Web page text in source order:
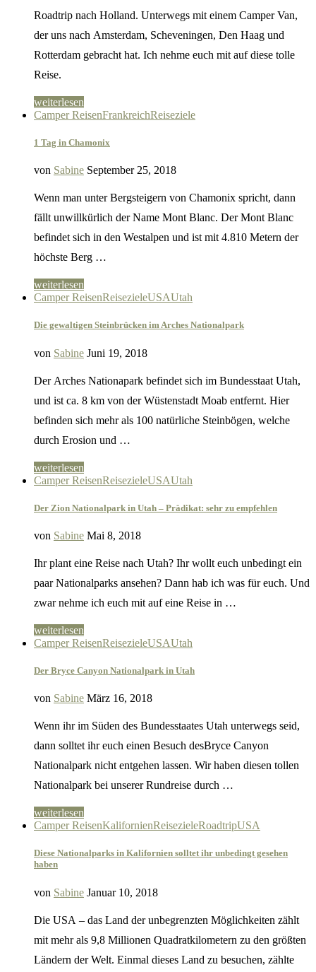
Roadtrip nach Holland. Unterwegs mit einem Camper Van,
der uns nach Amsterdam, Scheveningen, Den Haag und
Rotterdam gebracht hat. Ich nehme euch mit auf diese tolle
Reise.
weiterlesen
Camper ReisenFrankreichReiseziele
1 Tag in Chamonix
von Sabine September 25, 2018
Wenn man unter Bergsteigern von Chamonix spricht, dann
fällt unwillkürlich der Name Mont Blanc. Der Mont Blanc
befindet sich in den Westalpen und ist mit 4.810 Metern der
höchste Berg …
weiterlesen
Camper ReisenReisezieleUSAUtah
Die gewaltigen Steinbrücken im Arches Nationalpark
von Sabine Juni 19, 2018
Der Arches Nationapark befindet sich im Bundesstaat Utah,
und ist ca. 8 km von der Wüstenstadt Moab entfernt. Hier
befinden sich mehr als 100 natürliche Steinbögen, welche
durch Erosion und …
weiterlesen
Camper ReisenReisezieleUSAUtah
Der Zion Nationalpark in Utah – Prädikat: sehr zu empfehlen
von Sabine Mai 8, 2018
Ihr plant eine Reise nach Utah? Ihr wollt euch unbedingt ein
paar Nationalparks ansehen? Dann hab ich was für euch. Und
zwar nehme ich euch mit auf eine Reise in …
weiterlesen
Camper ReisenReisezieleUSAUtah
Der Bryce Canyon Nationalpark in Utah
von Sabine März 16, 2018
Wenn ihr im Süden des Bundesstaates Utah unterwegs seid,
dann solltet ihr euch einen Besuch desBryce Canyon
Nationalpark nicht entgehen lassen. Wir haben diesen tollen
Nationalpark bei unserer Rundreise durch …
weiterlesen
Camper ReisenKalifornienReisezieleRoadtripUSA
Diese Nationalparks in Kalifornien solltet ihr unbedingt gesehen
haben
von Sabine Januar 10, 2018
Die USA – das Land der unbegrenzten Möglichkeiten zählt
mit mehr als 9,8 Millionen Quadratkilometern zu den größten
Ländern der Welt. Einmal dieses Land zu besuchen, zählte